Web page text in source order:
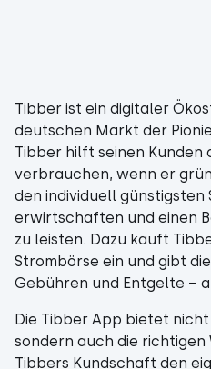
Tibber ist ein digitaler
deutschen Markt der
Tibber hilft seinen Kunden
verbrauchen, wenn er
den individuell günstigsten
erwirtschaften und einen
zu leisten. Dazu kauft
Strombörse ein und gibt
Gebühren und Entgelte –
Die Tibber App bietet
sondern auch die richtigen
Tibbers Kundschaft den